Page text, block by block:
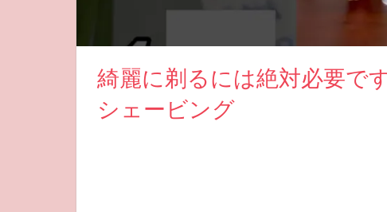
綺麗に剃るには絶対必要で
シェービング